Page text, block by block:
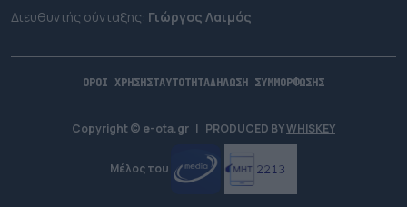
Διευθυντής σύνταξης: Γιώργος Λαιμός
ΟΡΟΙ ΧΡΗΣΗΣΤΑΥΤΟΤΗΤΑΔΗΛΩΣΗ ΣΥΜΜΟΡΦΩΣΗΣ
Copyright © e-ota.gr | PRODUCED BYWHISKEY
Μέλος του